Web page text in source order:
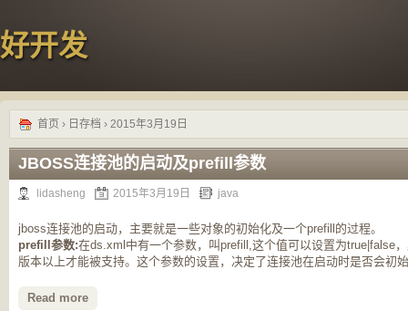
好开发
首页 › 日存档 › 2015年3月19日
JBOSS连接池的启动及prefill参数
lidasheng 2015年3月19日 java
jboss连接池的启动，主要就是一些对象的初始化及一个prefill的过程。
prefill参数:在ds.xml中有一个参数，叫prefill,这个值可以设置为true|false
版本以上才能被支持。这个参数的设置，决定了连接池在启动时是否会初
Read more